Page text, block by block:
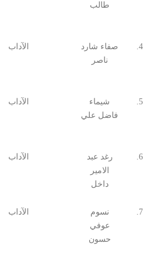
طالب
4.
صفاء شارد
ناصر
الآداب
5.
شيماء
فاضل علي
الآداب
6.
رغد عبد
الامير
داخل
الآداب
7.
نسوم
عوفي
حسون
الآداب